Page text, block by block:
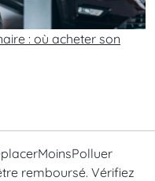
: où acheter son
remboursé. Vérifiez